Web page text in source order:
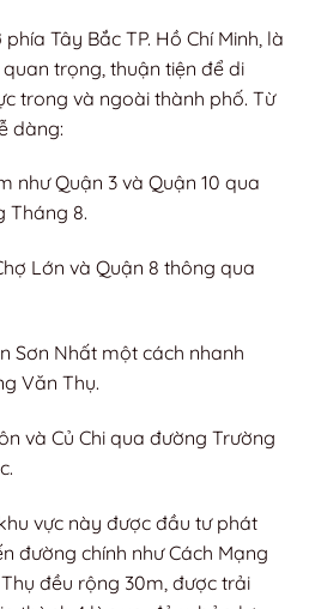
Tây Bắc TP. Hồ Chí Minh, là
trọng, thuận tiện để di
trong và ngoài thành phố. Từ
dàng:
như Quận 3 và Quận 10 qua
Tháng 8.
Lớn và Quận 8 thông qua
Sơn Nhất một cách nhanh
Văn Thụ.
và Củ Chi qua đường Trường
vực này được đầu tư phát
đường chính như Cách Mạng
đều rộng 30m, được trải